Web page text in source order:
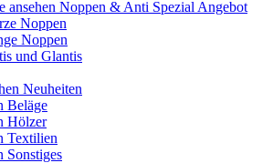
ansehen Noppen & Anti Spezial Angebot
Noppen
Noppen
und Glantis
Neuheiten
Beläge
Hölzer
Textilien
Sonstiges